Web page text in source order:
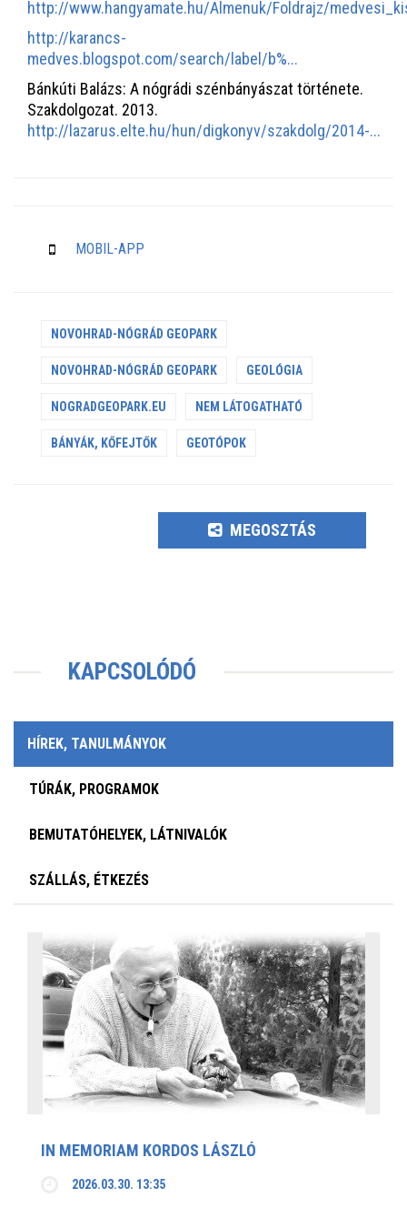
http://www.hangyamate.hu/Almenuk/Foldrajz/
http://karancs-
medves.blogspot.com/search/label/b%...
Bánkúti Balázs: A nógrádi szénbányászat története.
Szakdolgozat. 2013.
http://lazarus.elte.hu/hun/digkonyv/szakdolg/2014-...
MOBIL-APP
NOVOHRAD-NÓGRÁD GEOPARK
NOVOHRAD-NÓGRÁD GEOPARK GEOLÓGIA
NOGRADGEOPARK.EU NEM LÁTOGATHATÓ
BÁNYÁK, KŐFEJTŐK GEOTÓPOK
MEGOSZTÁS
KAPCSOLÓDÓ
HÍREK, TANULMÁNYOK
TÚRÁK, PROGRAMOK
BEMUTATÓHELYEK, LÁTNIVALÓK
SZÁLLÁS, ÉTKEZÉS
IN MEMORIAM KORDOS LÁSZLÓ
2026.03.30. 13:35